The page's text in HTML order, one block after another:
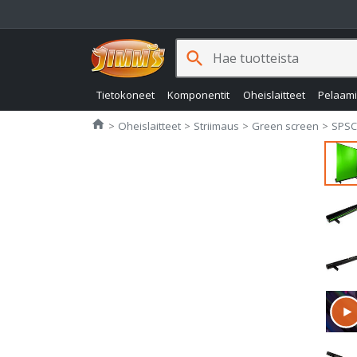
Tietokoneet Komponentit Oheislaitteet
search
home Jimms.fi
Oheislaitteet Striimaus Green screen